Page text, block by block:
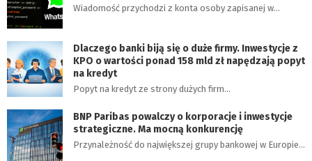
Wiadomość przychodzi z konta osoby zapisanej w…
Dlaczego banki biją się o duże firmy. Inwestycje z
KPO o wartości ponad 158 mld zł napędzają popyt
na kredyt
Popyt na kredyt ze strony dużych firm…
BNP Paribas powalczy o korporacje i inwestycje
strategiczne. Ma mocną konkurencję
Przynależność do największej grupy bankowej w Europie…